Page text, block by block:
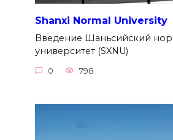
Shanxi Normal University
Введение Шаньсийский
университет (SXNU)
0 798